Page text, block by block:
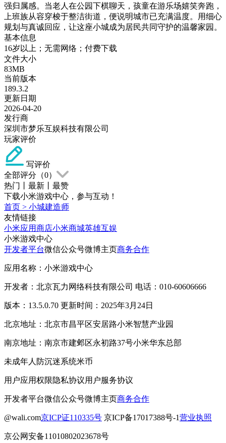
强归属感。当老人在公园下棋聊天，孩童在游乐场嬉笑奔跑，
上班族从容穿梭于整洁街道，便说明城市已充满温度。用细心
规划与真诚回应，让这座小城成为居民共同守护的温馨家园。
基本信息
16岁以上；无需网络；付费下载
文件大小
83MB
当前版本
189.3.2
更新日期
2026-04-20
发行商
深圳市梦乐互娱科技有限公司
玩家评价
写评价
全部评分（0）
热门
最新
最赞
下载小米游戏中心，参与互动！
首页 > 小城建造师
友情链接
小米应用商店小米商城英雄互娱
小米游戏中心
开发者平台微信公众号微博主页商务合作
应用名称：小米游戏中心
开发者：北京瓦力网络科技有限公司 电话：010-60606666
版本：13.5.0.70 更新时间：2025年3月24日
北京地址：北京市昌平区安居路小米智慧产业园
南京地址：南京市建邺区永初路37号小米华东总部
未成年人防沉迷系统米币
用户应用权限隐私协议用户服务协议
开发者平台微信公众号微博主页商务合作
@wali.com京ICP证110335号 京ICP备17017388号-1营业执照
京公网安备11010802023678号